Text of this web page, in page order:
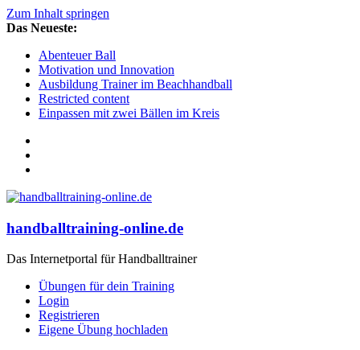
Zum Inhalt springen
Das Neueste:
Abenteuer Ball
Motivation und Innovation
Ausbildung Trainer im Beachhandball
Restricted content
Einpassen mit zwei Bällen im Kreis
handballtraining-online.de
Das Internetportal für Handballtrainer
Übungen für dein Training
Login
Registrieren
Eigene Übung hochladen